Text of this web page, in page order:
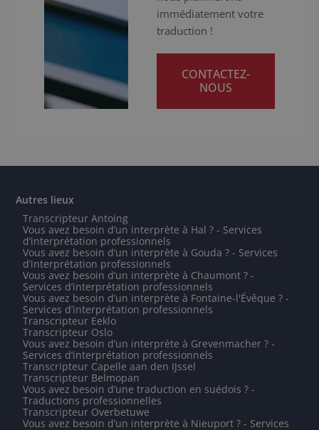
immédiatement votre
traduction !
CONTACTEZ-
NOUS
Autres lieux
Transcripteur Antoing
Vous avez besoin d’un interprète à Hal ? - Services
d’interprétation professionnels
Vous avez besoin d’un interprète à Gouda ? - Services
d’interprétation professionnels
Vous avez besoin d’un interprète à Chaumont ? -
Services d’interprétation professionnels
Vous avez besoin d’un interprète à Fontaine-l'Évêque ? -
Services d’interprétation professionnels
Transcripteur Eeklo
Transcripteur Oslo
Vous avez besoin d’un interprète à Grevenmacher ? -
Services d’interprétation professionnels
Transcripteur Capelle aan den IJssel
Transcripteur Belmopan
Vous avez besoin d’une traduction en suédois ? -
Traductions professionnelles
Transcripteur Overbetuwe
Vous avez besoin d’un interprète à Nieuport ? - Services